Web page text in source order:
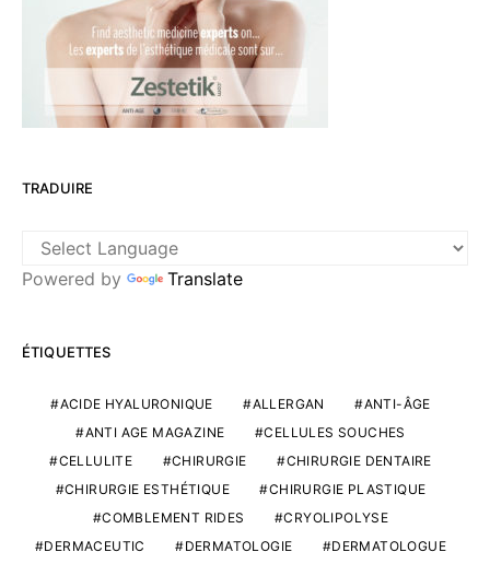
TRADUIRE
Powered by Translate
ÉTIQUETTES
ACIDE HYALURONIQUE ALLERGAN
ANTI-ÂGE
ANTI AGE MAGAZINE
CELLULES SOUCHES
CELLULITE
CHIRURGIE
CHIRURGIE DENTAIRE
CHIRURGIE ESTHÉTIQUE
CHIRURGIE PLASTIQUE
COMBLEMENT RIDES
CRYOLIPOLYSE
DERMACEUTIC
DERMATOLOGIE
DERMATOLOGUE